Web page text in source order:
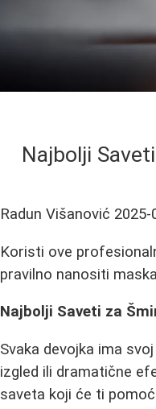
Najbolji
Radun Višanović 2025-
Koristi ove
pravilno nanositi
Najbolji Saveti za
Svaka devojka ima
izgled ili dramatične
saveta koji će ti